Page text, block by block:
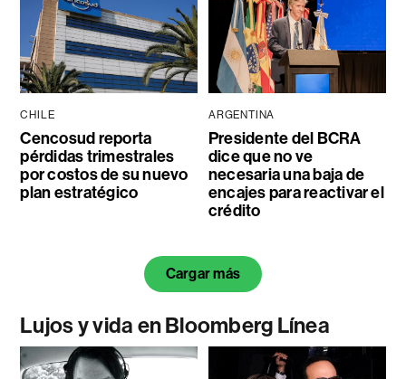
CHILE
Cencosud reporta
pérdidas trimestrales
por costos de su nuevo
plan estratégico
ARGENTINA
Presidente del BCRA
dice que no ve
necesaria una baja de
encajes para reactivar el
crédito
Cargar más
Lujos y vida en Bloomberg Línea